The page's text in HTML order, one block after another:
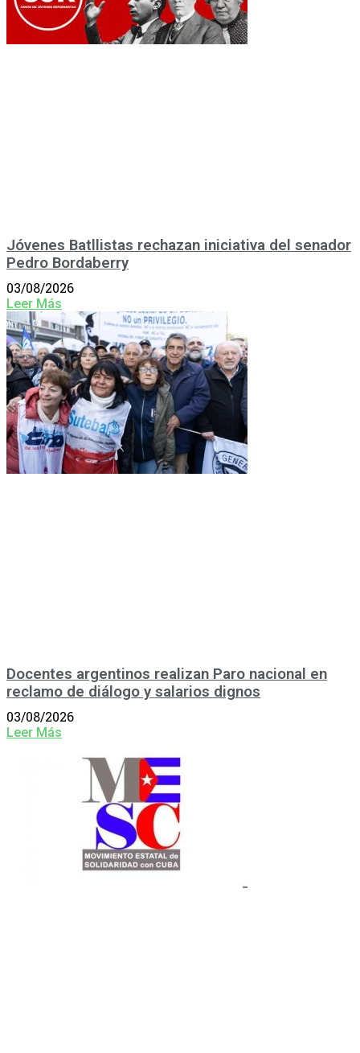
Jóvenes Batllistas rechazan iniciativa del senador
Pedro Bordaberry
03/08/2026
Leer Más
Docentes argentinos realizan Paro nacional en
reclamo de diálogo y salarios dignos
03/08/2026
Leer Más